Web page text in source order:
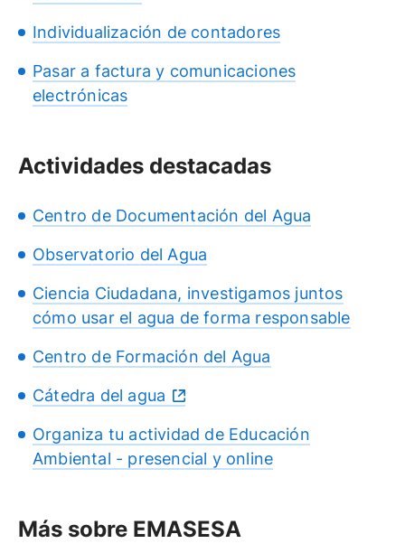
Individualización de contadores
Pasar a factura y comunicaciones
electrónicas
Actividades destacadas
Centro de Documentación del Agua
Observatorio del Agua
Ciencia Ciudadana, investigamos juntos
cómo usar el agua de forma responsable
Centro de Formación del Agua
Cátedra del agua
Organiza tu actividad de Educación
Ambiental - presencial y online
Más sobre EMASESA